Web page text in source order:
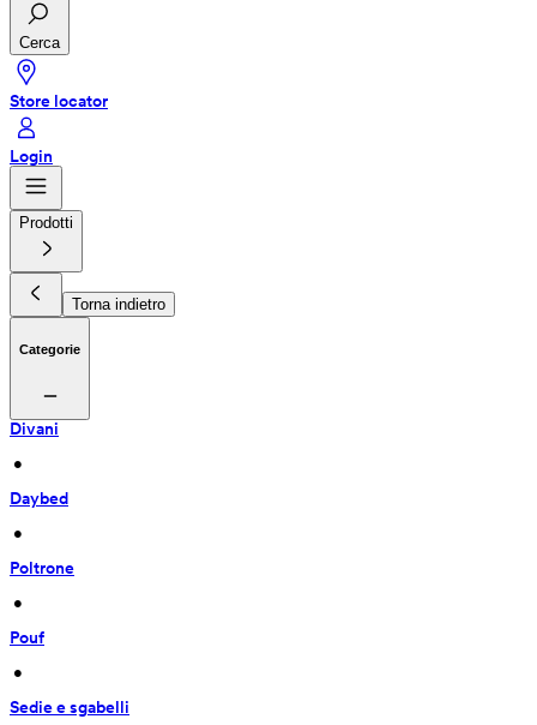
Cerca
Store locator
Login
Prodotti
Torna indietro
Categorie
Divani
•
Daybed
•
Poltrone
•
Pouf
•
Sedie e sgabelli